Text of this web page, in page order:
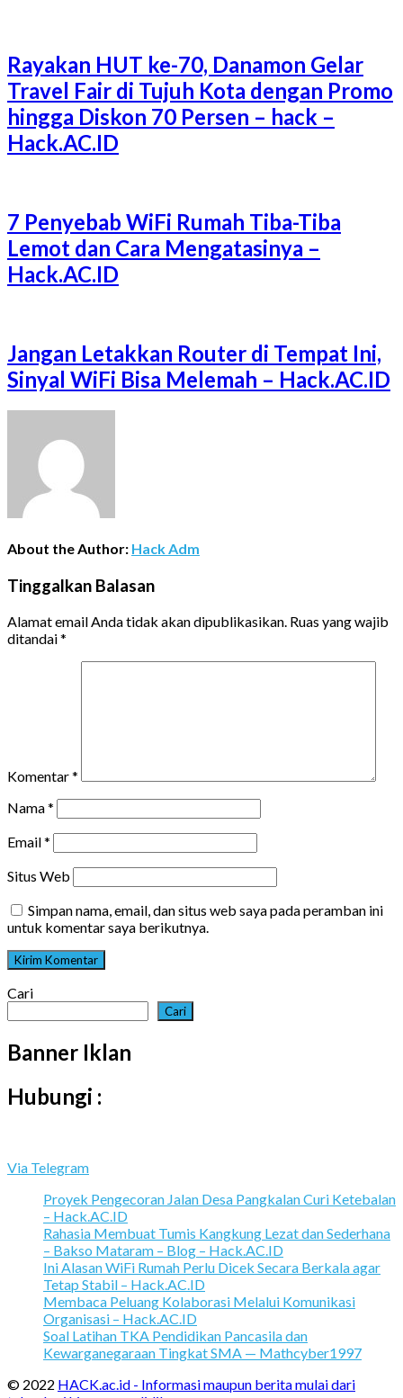
Rayakan HUT ke-70, Danamon Gelar
Travel Fair di Tujuh Kota dengan Promo
hingga Diskon 70 Persen – hack –
Hack.AC.ID
7 Penyebab WiFi Rumah Tiba-Tiba
Lemot dan Cara Mengatasinya –
Hack.AC.ID
Jangan Letakkan Router di Tempat Ini,
Sinyal WiFi Bisa Melemah – Hack.AC.ID
About the Author: Hack Adm
Tinggalkan Balasan
Alamat email Anda tidak akan dipublikasikan. Ruas yang wajib
ditandai*
Komentar*
Nama*
Email*
Situs Web
Simpan nama, email, dan situs web saya pada peramban ini
untuk komentar saya berikutnya.
Cari
Cari
Banner Iklan
Hubungi :
Via Telegram
Proyek Pengecoran Jalan Desa Pangkalan Curi Ketebalan
– Hack.AC.ID
Rahasia Membuat Tumis Kangkung Lezat dan Sederhana
– Bakso Mataram – Blog – Hack.AC.ID
Ini Alasan WiFi Rumah Perlu Dicek Secara Berkala agar
Tetap Stabil – Hack.AC.ID
Membaca Peluang Kolaborasi Melalui Komunikasi
Organisasi – Hack.AC.ID
Soal Latihan TKA Pendidikan Pancasila dan
Kewarganegaraan Tingkat SMA — Mathcyber1997
© 2022 HACK.ac.id - Informasi maupun berita mulai dari